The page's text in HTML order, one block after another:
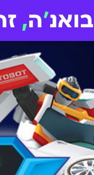
בואנ'ה,